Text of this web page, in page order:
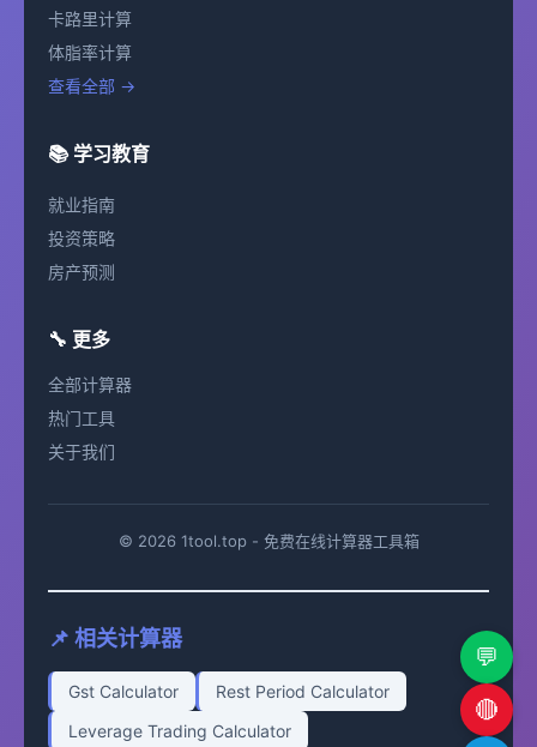
💬
🔴
卡路里计算
体脂率计算
查看全部 →
📚 学习教育
就业指南
投资策略
房产预测
🔧 更多
全部计算器
热门工具
关于我们
© 2026 1tool.top - 免费在线计算器工具箱
📌 相关计算器
Gst Calculator
Rest Period Calculator
Leverage Trading Calculator